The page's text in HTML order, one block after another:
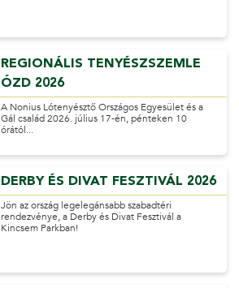
REGIONÁLIS TENYÉSZSZEMLE
ÓZD 2026
A Nonius Lótenyésztő Országos Egyesület és a
Gál család 2026. július 17-én, pénteken 10
órától...
DERBY ÉS DIVAT FESZTIVÁL 2026
Jön az ország legelegánsabb szabadtéri
rendezvénye, a Derby és Divat Fesztivál a
Kincsem Parkban!